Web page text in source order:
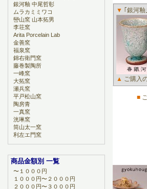
▼ ｢銀河
▲ ご購入
■
銀河釉 中尾哲彰
ムラカミミワコ
巒山窯 山本拓男
李荘窯
Arita Porcelain Lab
金善窯
福泉窯
錦右衛門窯
藤巻製陶所
一峰窯
大拓窯
瀬兵窯
平戸松山窯
陶房青
一真窯
洸琳窯
筒山太一窯
利左エ門窯
商品金額別 一覧
〜１０００円
１０００円〜２０００円
２０００円〜３０００円